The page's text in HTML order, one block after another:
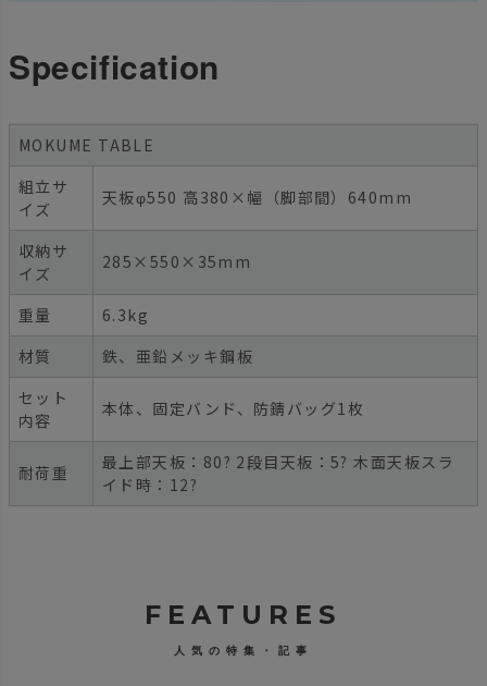
Specification
MOKUME TABLE
組立サ
イズ
天板φ550 高380×幅（脚部間）640mm
収納サ
イズ
285×550×35mm
重量
6.3kg
材質
鉄、亜鉛メッキ鋼板
セット
内容
本体、固定バンド、防錆バッグ1枚
耐荷重
最上部天板：80? 2段目天板：5? 木面天板スラ
イド時：12?
FEATURES
人気の特集・記事